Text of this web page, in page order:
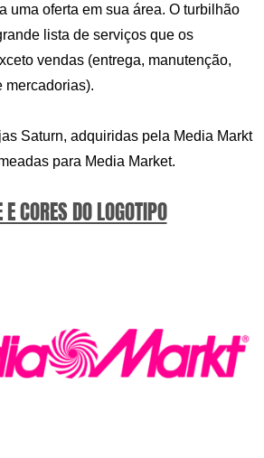
uma oferta em sua área. O turbilhão
lista de serviços que os
vendas (entrega, manutenção,
mercadorias).
Saturn, adquiridas pela Media Markt
para Media Market.
E CORES DO LOGOTIPO